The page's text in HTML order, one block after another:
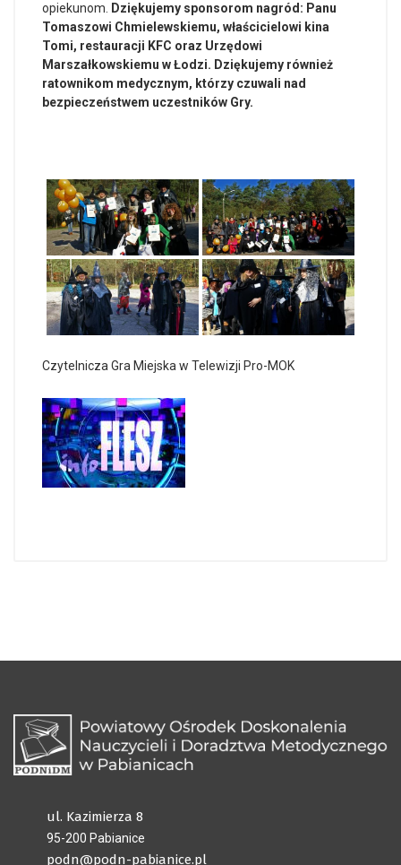
opiekunom.
Dziękujemy sponsorom nagród: Panu
Tomaszowi Chmielewskiemu, właścicielowi kina
Tomi, restauracji KFC oraz Urzędowi
Marszałkowskiemu w Łodzi. Dziękujemy również
ratownikom medycznym, którzy czuwali nad
bezpieczeństwem uczestników Gry.
Czytelnicza Gra Miejska w Telewizji Pro-MOK
ul. Kazimierza 8
95-200 Pabianice
podn@podn-pabianice.pl